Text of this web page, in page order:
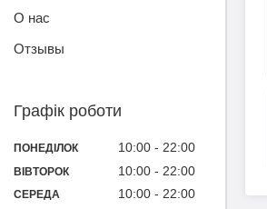
О нас
Отзывы
Графік роботи
ПОНЕДІЛОК 10:00 22:00
ВІВТОРОК 10:00 22:00
СЕРЕДА 10:00 22:00